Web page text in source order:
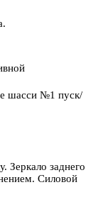
шасси №1 пуск/
Зеркало заднего
Силовой